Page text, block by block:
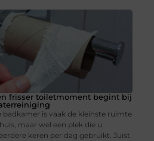
frisser toiletmoment begint bij
badkamer is vaak de kleinste ruimte
maar wel een plek die u
keren per dag gebruikt. Juist